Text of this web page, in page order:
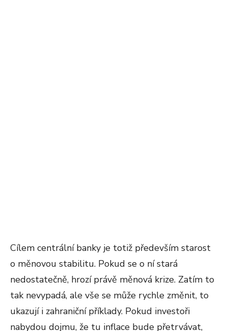
Cílem centrální banky je totiž především starost
o měnovou stabilitu. Pokud se o ní stará
nedostatečně, hrozí právě měnová krize. Zatím to
tak nevypadá, ale vše se může rychle změnit, to
ukazují i zahraniční příklady. Pokud investoři
nabydou dojmu, že tu inflace bude přetrvávat,